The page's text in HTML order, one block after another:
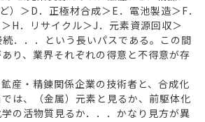
）＞D．正極材合成＞E．電池製造＞F．
H．リサイクル＞J．元素資源回収＞
．．．という長いパスである。この間
り、業界それぞれの得意と不得意が存
産・精錬関係企業の技術者と、合成化
は、（金属）元素と見るか、前駆体化
の活物質見るか．．．かなり見方が異